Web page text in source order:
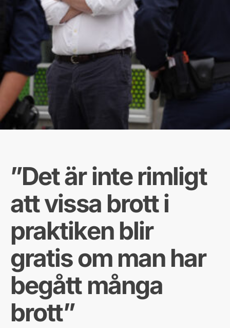
”Det är inte rimligt
att vissa brott i
praktiken blir
gratis om man har
begått många
brott”